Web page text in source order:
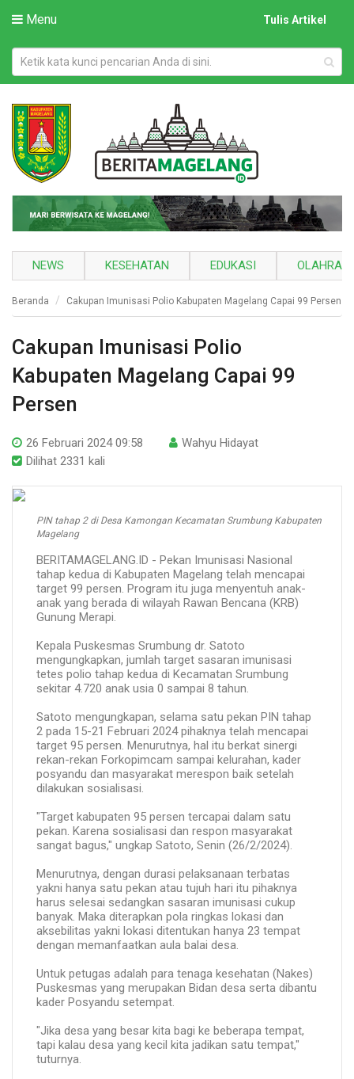
Menu Tulis Artikel
NEWS KESEHATAN EDUKASI
Beranda Cakupan Imunisasi Polio Kabupaten Magelang Capai 99 Persen
Cakupan Imunisasi Polio
Kabupaten Magelang Capai 99
Persen
26 Februari 2024 09:58
Wahyu Hidayat
Dilihat 2331 kali
PIN tahap 2 di Desa Kamongan Kecamatan Srumbung Kabupaten
Magelang
BERITAMAGELANG.ID - Pekan Imunisasi Nasional
tahap kedua di Kabupaten Magelang telah mencapai
target 99 persen. Program itu juga menyentuh anak-
anak yang berada di wilayah Rawan Bencana (KRB)
Gunung Merapi.
Kepala Puskesmas Srumbung dr. Satoto
mengungkapkan, jumlah target sasaran imunisasi
tetes polio tahap kedua di Kecamatan Srumbung
sekitar 4.720 anak usia 0 sampai 8 tahun.
Satoto mengungkapan, selama satu pekan PIN tahap
2 pada 15-21 Februari 2024 pihaknya telah mencapai
target 95 persen. Menurutnya, hal itu berkat sinergi
rekan-rekan Forkopimcam sampai kelurahan, kader
posyandu dan masyarakat merespon baik setelah
dilakukan sosialisasi.
"Target kabupaten 95 persen tercapai dalam satu
pekan. Karena sosialisasi dan respon masyarakat
sangat bagus," ungkap Satoto, Senin (26/2/2024).
Menurutnya, dengan durasi pelaksanaan terbatas
yakni hanya satu pekan atau tujuh hari itu pihaknya
harus selesai sedangkan sasaran imunisasi cukup
banyak. Maka diterapkan pola ringkas lokasi dan
aksebilitas yakni lokasi ditentukan hanya 23 tempat
dengan memanfaatkan aula balai desa.
Untuk petugas adalah para tenaga kesehatan (Nakes)
Puskesmas yang merupakan Bidan desa serta dibantu
kader Posyandu setempat.
"Jika desa yang besar kita bagi ke beberapa tempat,
tapi kalau desa yang kecil kita jadikan satu tempat,"
tuturnya.